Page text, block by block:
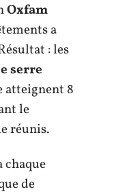
Oxfam
a
: les
serre
atteignent 8
le
réunis.
chaque
de